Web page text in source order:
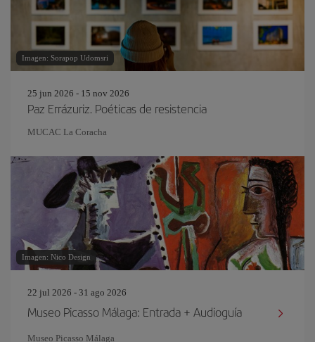
Imagen: Sorapop Udomsri
25 jun 2026 - 15 nov 2026
Paz Errázuriz. Poéticas de resistencia
MUCAC La Coracha
Imagen: Nico Design
22 jul 2026 - 31 ago 2026
Museo Picasso Málaga: Entrada + Audioguía
Museo Picasso Málaga